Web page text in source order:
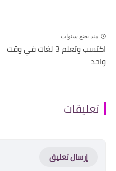
منذ بضع سنوات
اكتسب وتعلم 3 لغات في وقت
واحد
تعليقات
إرسال تعليق